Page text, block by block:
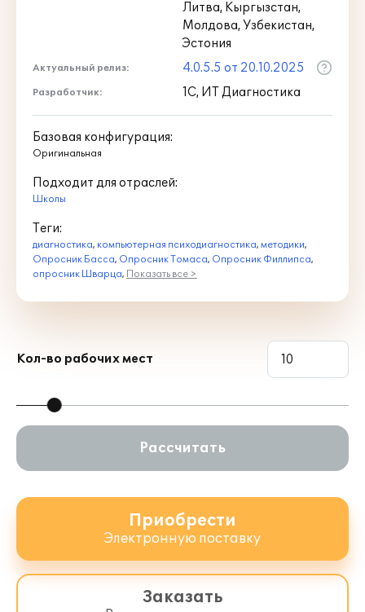
Литва, Кыргызстан,
Молдова, Узбекистан,
Эстония
Актуальный релиз: 4.0.5.5 от 20.10.2025
Разработчик: 1С, ИТ Диагностика
Базовая конфигурация:
Оригинальная
Подходит для отраслей:
Школы
Теги:
диагностика, компьютерная психодиагностика, методики,
Опросник Басса, Опросник Томаса, Опросник Филлипса,
опросник Шварца, Показать все >
Кол-во рабочих мест
Рассчитать
Приобрести
Электронную поставку
Заказать